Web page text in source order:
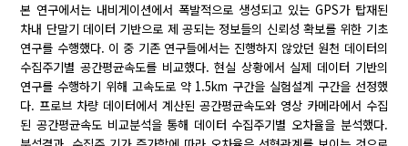
본 연구에서는 내비게이션에서 폭발적으로 생성되고 있는 GPS가 탑재된
차내 단말기 데이터 기반으로 제 공되는 정보들의 신뢰성 확보를 위한 기초
연구를 수행했다. 이 중 기존 연구들에서는 진행하지 않았던 원천 데이터의
수집주기별 공간평균속도를 비교했다. 현실 상황에서 실제 데이터 기반의
연구를 수행하기 위해 고속도로 약 1.5km 구간을 실험설계 구간을 선정했
다. 프로브 차량 데이터에서 계산된 공간평균속도와 영상 카메라에서 수집
된 공간평균속도 비교분석을 통해 데이터 수집주기별 오차율을 분석했다.